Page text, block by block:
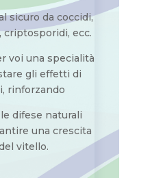
sicuro da coccidi,
criptosporidi, ecc.
voi una specialità
gli effetti di
rinforzando
difese naturali
una crescita
vitello.